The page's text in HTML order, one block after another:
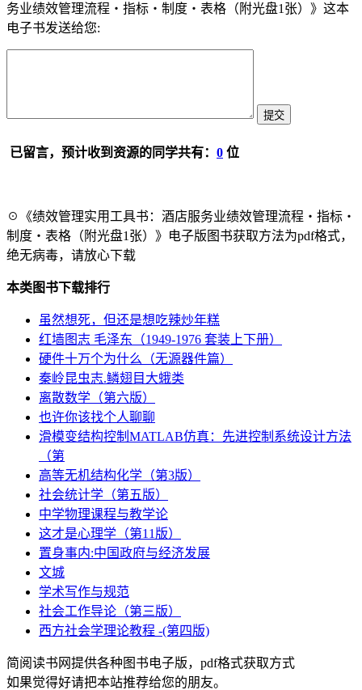
务业绩效管理流程・指标・制度・表格（附光盘1张）》这本
电子书发送给您:
已留言，预计收到资源的同学共有： 0 位
☉《绩效管理实用工具书：酒店服务业绩效管理流程・指标・
制度・表格（附光盘1张）》电子版图书获取方法为pdf格式，
绝无病毒，请放心下载
本类图书下载排行
虽然想死，但还是想吃辣炒年糕
红墙图志 毛泽东（1949-1976 套装上下册）
硬件十万个为什么（无源器件篇）
秦岭昆虫志.鳞翅目大蛾类
离散数学（第六版）
也许你该找个人聊聊
滑模变结构控制MATLAB仿真：先进控制系统设计方法
（第
高等无机结构化学（第3版）
社会统计学（第五版）
中学物理课程与教学论
这才是心理学（第11版）
置身事内:中国政府与经济发展
文城
学术写作与规范
社会工作导论（第三版）
西方社会学理论教程 -(第四版)
简阅读书网提供各种图书电子版，pdf格式获取方式
如果觉得好请把本站推荐给您的朋友。